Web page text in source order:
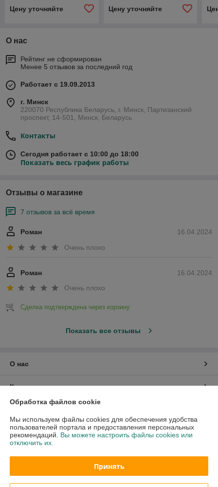
Цену уточняйте
Цену уточняйте
О нас
Рейтинг не сформирован
Менее 5 отзывов за последний год
Работает с 19.09.2013
г. Минск
220070 Республика Беларусь, г. Минск, Партизанский
проспект, 14-501, Минск, Беларусь
Контакты
Сегодня работает с 10:00 до 18:00
Показать весь график работы
Отзывы о магазине
7 отзывов за всё время
16.04.2024
Роман
Очень плохо
16.04.2024
Роман
Очень плохо
Сделка подтверждена через корзину
Показать все отзывы
О нас
Контакты
График работы
Полная версия сайта
Политика обработки cookies
Обработка файлов cookie
Мы используем файлы cookies для обеспечения удобства
пользователей портала и предоставления персональных
рекомендаций. Вы можете настроить файлы cookies или
отключить их.
Принять